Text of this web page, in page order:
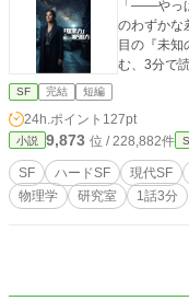
「――やっ
のわずかな
目の『未
む、3分で
SF 完結 短編
24h.ポイント 127pt
小説 9,873 位 / 228,882件
SF ハードSF 現代SF
物理学
研究室 1話3分